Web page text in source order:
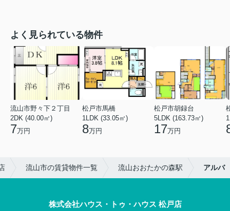
よく見られている物件
流山市野々下２丁目
2DK (40.00㎡)
7万円
松戸市馬橋
1LDK (33.05㎡)
8万円
松戸市胡録台
5LDK (163.73㎡)
17万円
流山市の賃貸物件一覧 流山おおたかの森駅 アルバ
株式会社ハウス・トゥ・ハウス 松戸店